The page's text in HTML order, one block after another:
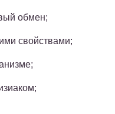
обмен;
свойствами;